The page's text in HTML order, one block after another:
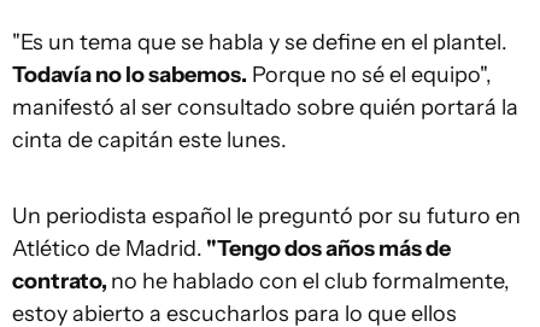
"Es un tema que se habla y se define en el plantel.
Todavía no lo sabemos. Porque no sé el equipo",
manifestó al ser consultado sobre quién portará la
cinta de capitán este lunes.
Un periodista español le preguntó por su futuro en
Atlético de Madrid. "Tengo dos años más de
contrato, no he hablado con el club formalmente,
estoy abierto a escucharlos para lo que ellos